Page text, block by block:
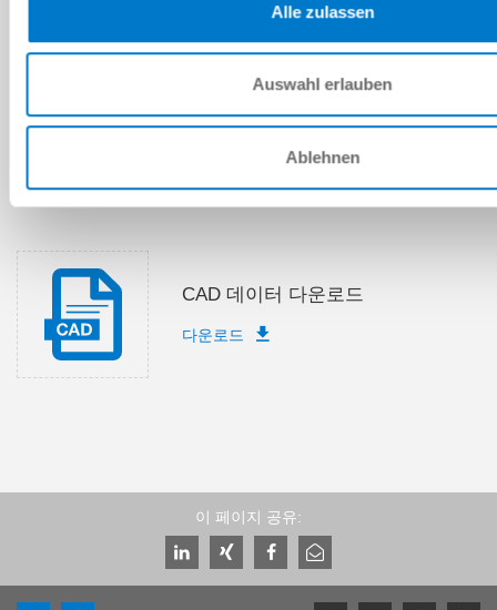
Alle zulassen
Auswahl erlauben
Ablehnen
설치 및 작동 지침
CAD 데이터 다운로드
다운로드
이 페이지 공유: